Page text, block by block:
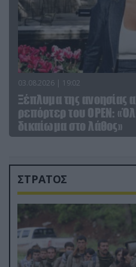
03.08.2026 | 19:02
Ξέπλυμα της ανοησίας
ρεπόρτερ του ΟΡΕΝ:
δικαίωμα στο λάθος»
ΣΤΡΑΤΟΣ